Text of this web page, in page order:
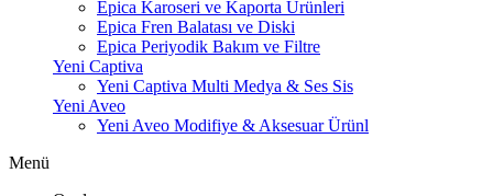
Epica Karoseri ve Kaporta Ürünleri
Epica Fren Balatası ve Diski
Epica Periyodik Bakım ve Filtre
Yeni Captiva
Yeni Captiva Multi Medya & Ses Sis
Yeni Aveo
Yeni Aveo Modifiye & Aksesuar Ürünl
Menü